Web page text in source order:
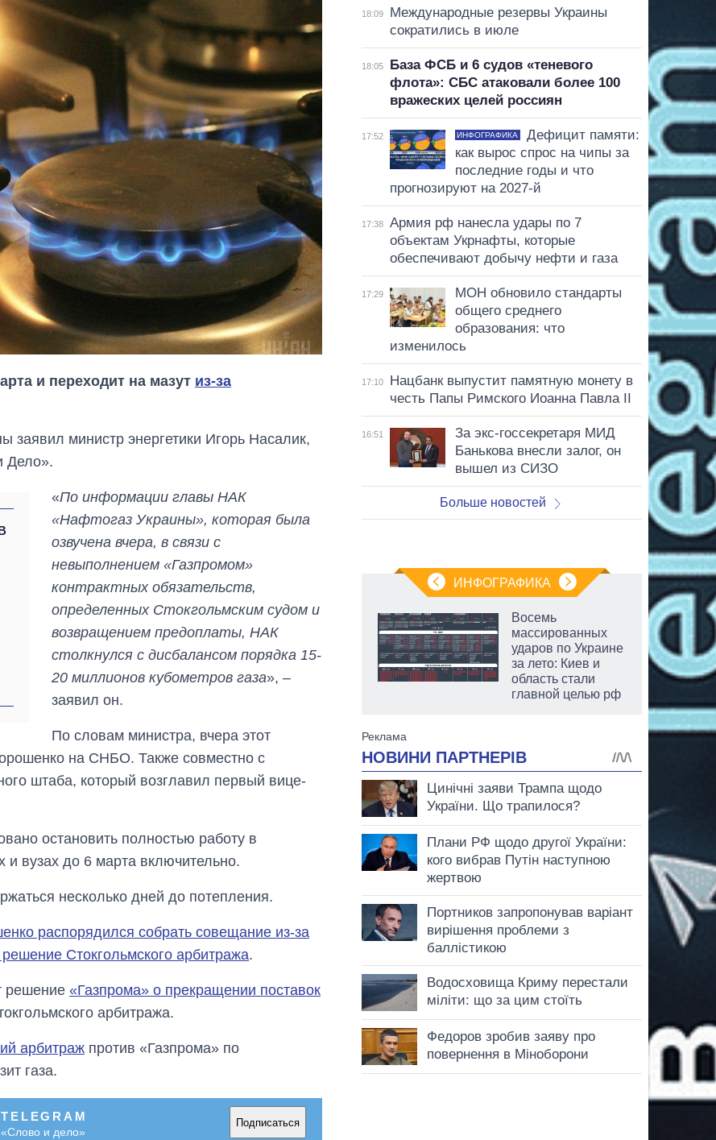
и переходит на мазут из-за
министр энергетики Игорь Насалик,
Дело».
«По информации главы НАК
«Нафтогаз Украины», которая была
озвучена вчера, в связи с
невыполнением «Газпромом»
контрактных обязательств,
определенных Стокгольмским судом и
возвращением предоплаты, НАК
столкнулся с дисбалансом порядка 15-
20 миллионов кубометров газа», –
заявил он.
По словам министра, вчера этот
на СНБО. Также совместно с
штаба, который возглавил первый вице-
остановить полностью работу в
вузах до 6 марта включительно.
несколько дней до потепления.
распорядился собрать совещание из-за
Стокгольмского арбитража.
решение «Газпрома» о прекращении поставок
арбитража.
арбитраж против «Газпрома» по
газа.
и дело»
Подписаться
18:09
Международные резервы Украины
сократились в июле
18:05
База ФСБ и 6 судов «теневого
флота»: СБС атаковали более 100
вражеских целей россиян
17:52 ИНФОГРАФИКА
Дефицит памяти:
как вырос спрос на чипы за
последние годы и что
прогнозируют на 2027-й
17:38
Армия рф нанесла удары по 7
объектам Укрнафты, которые
обеспечивают добычу нефти и газа
17:29
МОН обновило стандарты
общего среднего
образования: что
изменилось
17:10
Нацбанк выпустит памятную монету в
честь Папы Римского Иоанна Павла II
16:51
За экс-госсекретаря МИД
Банькова внесли залог, он
вышел из СИЗО
Больше новостей
ИНФОГРАФИКА
Как за 10 лет
изменилось
количество
поступающих в
бакалавриат,
аспирантуру
Восемь
массированных
ударов по Украине
за лето: Киев и
область стали
главной целью рф